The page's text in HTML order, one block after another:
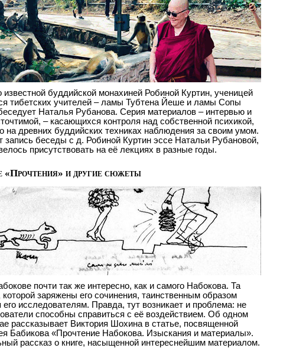
буддийской монахиней Робиной Куртин, ученицей
тибетских учителей – ламы Тубтена Йеше и ламы Сопы
Наталья Рубанова. Cерия материалов – интервью и
– касающихся контроля над собственной психикой,
на древних буддийских техниках наблюдения за своим умом.
запись беседы с д. Робиной Куртин эссе Натальи Рубановой,
присутствовать на её лекциях в разные годы.
«Прочтения» и другие сюжеты
почти так же интересно, как и самого Набокова. Та
которой заряжены его сочинения, таинственным образом
его исследователям. Правда, тут возникает и проблема: не
способны справиться с её воздействием. Об одном
рассказывает Виктория Шохина в статье, посвященной
Бабикова «Прочтение Набокова. Изыскания и материалы».
рассказ о книге, насыщенной интереснейшим материалом.